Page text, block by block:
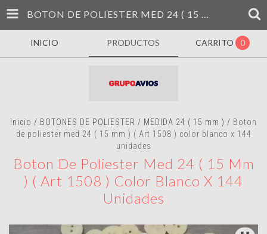
BOTON DE POLIESTER MED 24 ( 15 MM ) ( ART 1508 ) COLOR BLANCO X 144 UNIDADES
INICIO PRODUCTOS CARRITO 0
Inicio / BOTONES DE POLIESTER / MEDIDA 24 ( 15 mm ) / Boton
de poliester med 24 ( 15 mm ) ( Art 1508 ) color blanco x 144
unidades
Boton De Poliester Med 24 ( 15 Mm
) ( Art 1508 ) Color Blanco X 144
Unidades